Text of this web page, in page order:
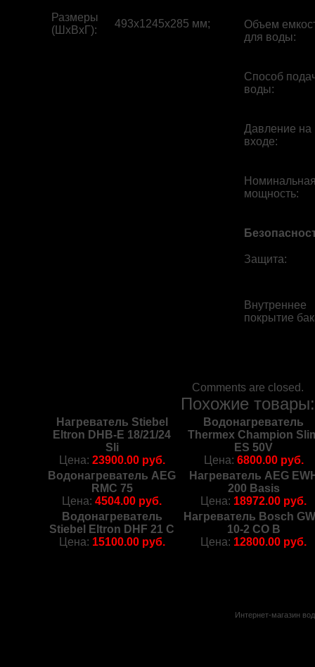
Размеры
(ШхВхГ):
493x1245x285 мм;
Объем
для воды:
Способ
воды:
Давление на
входе:
мощность:
Защита:
Внутреннее
покрытие
Comments are closed.
Похожие товары:
Нагреватель Stiebel
Eltron DHB-E 18/21/24
Sli
Цена: 23900.00 руб.
Водонагреватель
Thermex Champion
ES 50V
Цена: 6800.00 руб.
Водонагреватель AEG
RMC 75
Цена:4504.00 руб.
Нагреватель AEG
200 Basis
Цена: 18972.00 руб.
Водонагреватель
Stiebel Eltron DHF 21 C
Цена: 15100.00 руб.
Нагреватель Bosch
10-2 CO B
Цена: 12800.00 руб.
Интернет-магазин